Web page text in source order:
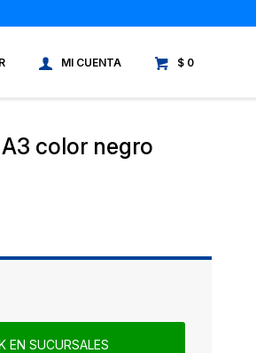
$ 0
color negro
EN SUCURSALES